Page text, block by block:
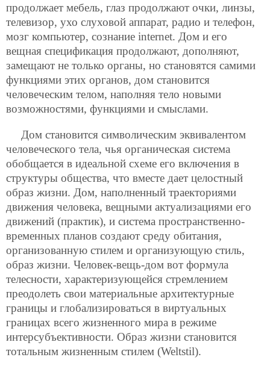
продолжает мебель, глаз продолжают очки, линзы,
телевизор, ухо слуховой аппарат, радио и телефон,
мозг компьютер, сознание internet. Дом и его
вещная спецификация продолжают, дополняют,
замещают не только органы, но становятся самими
функциями этих органов, дом становится
человеческим телом, наполняя тело новыми
возможностями, функциями и смыслами.
Дом становится символическим эквивалентом
человеческого тела, чья органическая система
обобщается в идеальной схеме его включения в
структуры общества, что вместе дает целостный
образ жизни. Дом, наполненный траекториями
движения человека, вещными актуализациями его
движений (практик), и система пространственно-
временных планов создают среду обитания,
организованную стилем и организующую стиль,
образ жизни. Человек-вещь-дом вот формула
телесности, характеризующейся стремлением
преодолеть свои материальные архитектурные
границы и глобализироваться в виртуальных
границах всего жизненного мира в режиме
интерсубъективности. Образ жизни становится
тотальным жизненным стилем (Weltstil).